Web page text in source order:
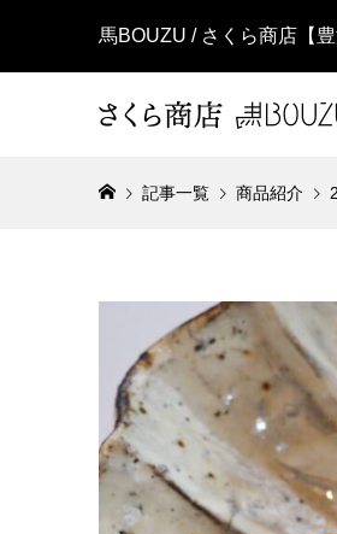
馬BOUZU / さくら商店【
記事一覧 商品紹介